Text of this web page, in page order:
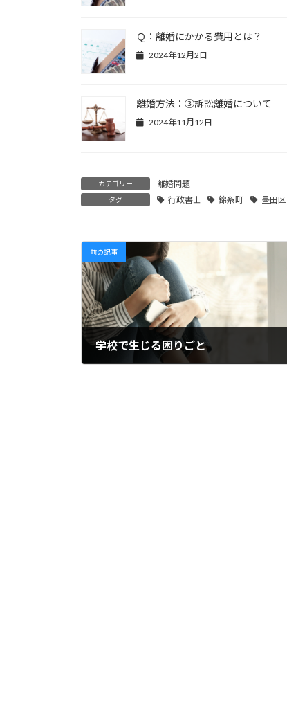
Ｑ：離婚にかかる費用とは？
2024年12月2日
離婚方法：③訴訟離婚について
2024年11月12日
カテゴリー 離婚問題
タグ 行政書士 錦糸町 墨田区
前の記事
学校で生じる困りごと